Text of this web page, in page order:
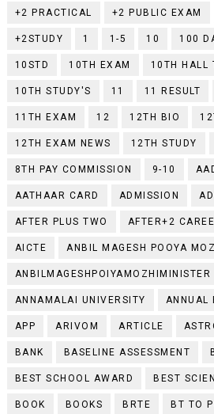
+2 PRACTICAL +2 PUBLIC EXAM
+2STUDY 1 1-5 10 100
10STD 10TH EXAM 10TH HALL
10TH STUDY'S 11 11 RESULT
11TH EXAM 12 12TH BIO
12TH EXAM NEWS 12TH STUDY
8TH PAY COMMISSION 9-10
AATHAAR CARD ADMISSION
AFTER PLUS TWO AFTER+2
AICTE ANBIL MAGESH POOYA
ANBILMAGESHPOIYAMOZHIMINISTER
ANNAMALAI UNIVERSITY ANNUAL
APP ARIVOM ARTICLE
BANK BASELINE ASSESSMENT
BEST SCHOOL AWARD BEST
BOOK BOOKS BRTE BT TO